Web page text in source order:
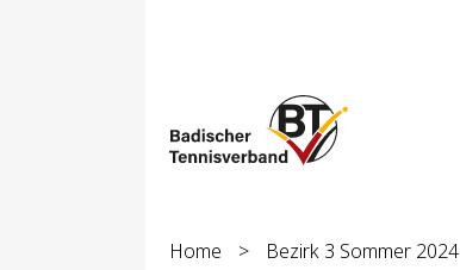
Home > Bezirk 3 Sommer 2024